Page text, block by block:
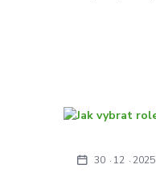
30 12 2025